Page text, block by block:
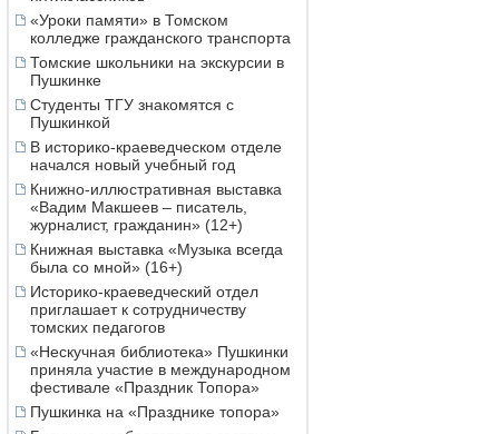
«Уроки памяти» в Томском
колледже гражданского транспорта
Томские школьники на экскурсии в
Пушкинке
Студенты ТГУ знакомятся с
Пушкинкой
В историко-краеведческом отделе
начался новый учебный год
Книжно-иллюстративная выставка
«Вадим Макшеев – писатель,
журналист, гражданин» (12+)
Книжная выставка «Музыка всегда
была со мной» (16+)
Историко-краеведческий отдел
приглашает к сотрудничеству
томских педагогов
«Нескучная библиотека» Пушкинки
приняла участие в международном
фестивале «Праздник Топора»
Пушкинка на «Празднике топора»